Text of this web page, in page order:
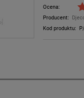
Ocena:
Producent:
Kod produktu: